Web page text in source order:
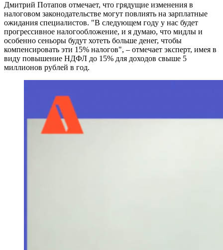
Дмитрий Потапов отмечает, что грядущие изменения в
налоговом законодательстве могут повлиять на зарплатные
ожидания специалистов. "В следующем году у нас будет
прогрессивное налогообложение, и я думаю, что мидлы и
особенно сеньоры будут хотеть больше денег, чтобы
компенсировать эти 15% налогов", – отмечает эксперт, имея в
виду повышение НДФЛ до 15% для доходов свыше 5
миллионов рублей в год.